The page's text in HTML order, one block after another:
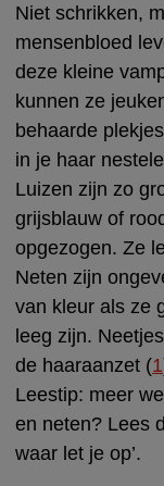
Niet schrikken,
mensenbloed
deze kleine
kunnen ze
behaarde
in je haar
Luizen zijn zo
grijsblauw of
opgezogen. Ze
Neten zijn
van kleur als ze
leeg zijn.
de haaraanzet (1
Leestip: meer
en neten? Lees
waar let je op’.